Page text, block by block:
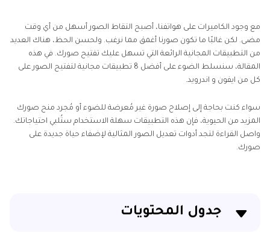
تطبيقات
لتفتيح
الوجه
إضافة
تطبيق
مع وجود الكاميرات على هواتفنا، أصبح التقاط الصور أسهل من أي وقت
مضى. لكن غالبًا ما تكون صورنا أغمق مما نرغب. ولحسن الحظ، هناك العديد
من التطبيقات المجانية الرائعة التي تسهل عليك تفتيح صورك. في هذه
المقالة، سنسلط الضوء على أفضل 8 تطبيقات مجانية لتفتيح الصور على
كل من ايفون و اندرويد.
سواء كنت بحاجة إلى إصلاح صورة غير مُعرضة للضوء أو مُجرد منح صورك
المزيد من الحيوية، فإن هذه التطبيقات سهلة الاستخدام ستُلبي احتياجاتك.
واصل القراءة لتجد أدوات تعديل الصور المثالية لإضفاء حياة جديدة على
صورك.
جدول المحتويات